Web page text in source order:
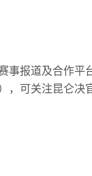
事报道及合作平
，可关注昆仑决